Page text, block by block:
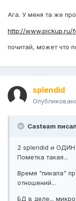
Ага. У меня та же
http://www.pickup.ru/
почитай, может что
splendid
Casteam
2 splendid и
Пометка такая...
Время "пикапа"
отношений...
БД в деле...